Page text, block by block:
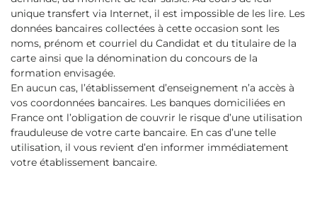
unique transfert via Internet, il est impossible de les lire. Les
données bancaires collectées à cette occasion sont les
noms, prénom et courriel du Candidat et du titulaire de la
carte ainsi que la dénomination du concours de la
formation envisagée.
En aucun cas, l’établissement d’enseignement n’a accès à
vos coordonnées bancaires. Les banques domiciliées en
France ont l’obligation de couvrir le risque d’une utilisation
frauduleuse de votre carte bancaire. En cas d’une telle
utilisation, il vous revient d’en informer immédiatement
votre établissement bancaire.